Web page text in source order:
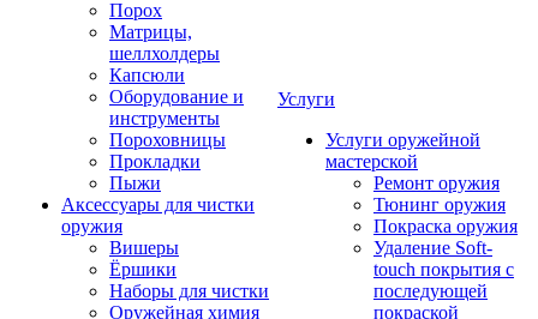
Порох
Матрицы,
шеллхолдеры
Капсюли
Оборудование и
инструменты
Пороховницы
Прокладки
Пыжи
Аксессуары для чистки
оружия
Вишеры
Ёршики
Наборы для чистки
Оружейная химия
Услуги
Услуги оружейной
мастерской
Ремонт оружия
Тюнинг оружия
Покраска оружия
Удаление Soft-
touch покрытия с
последующей
покраской